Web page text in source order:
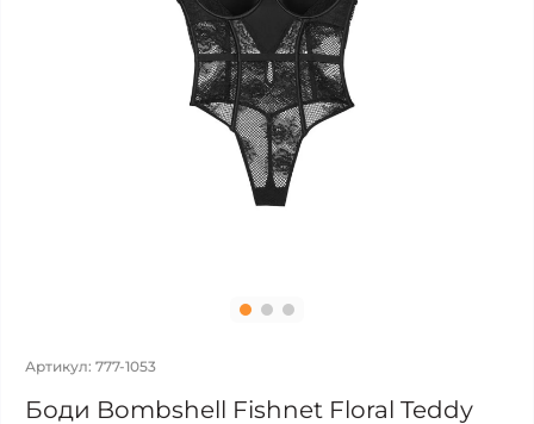
Артикул: 777-1053
Боди Bombshell Fishnet Floral Teddy